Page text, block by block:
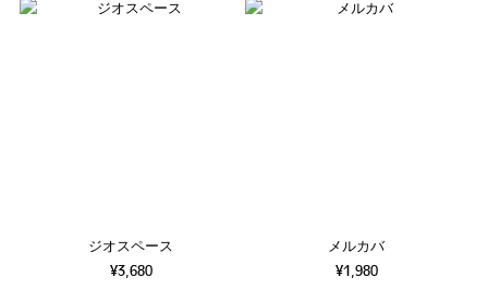
ジオスペース
¥3,680
メルカバ
¥1,980